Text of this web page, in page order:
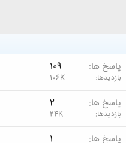
پاسخ ها 109
بازدیدها 106K
پاسخ ها 2
بازدیدها 24K
پاسخ ها 1